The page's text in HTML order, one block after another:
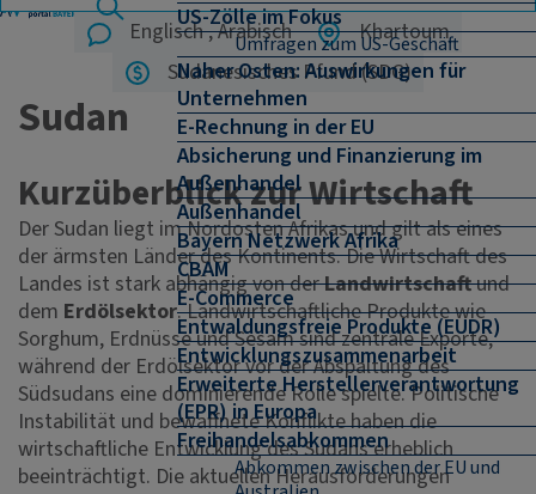
US-Zölle im Fokus
Umfragen zum US-Geschäft
Naher Osten: Auswirkungen für
Unternehmen
E-Rechnung in der EU
Absicherung und Finanzierung im
Außenhandel
Außenhandel
Bayern Netzwerk Afrika
CBAM
E-Commerce
Entwaldungsfreie Produkte (EUDR)
Entwicklungszusammenarbeit
Erweiterte Herstellerverantwortung
(EPR) in Europa
Freihandelsabkommen
Abkommen zwischen der EU und
Englisch , Arabisch
Khartoum
Sudanesisches Pfund (SDG)
Sudan
Kurzüberblick zur Wirtschaft
Der Sudan liegt im Nordosten Afrikas und gilt als eines
der ärmsten Länder des Kontinents. Die Wirtschaft des
Landes ist stark abhängig von derLandwirtschaftund
dem Erdölsektor. Landwirtschaftliche Produkte wie
Sorghum, Erdnüsse und Sesam sind zentrale Exporte,
während der Erdölsektor vor der Abspaltung des
Südsudans eine dominierende Rolle spielte. Politische
Instabilität und bewaffnete Konflikte haben die
wirtschaftliche Entwicklung des Sudans erheblich
beeinträchtigt. Die aktuellen Herausforderungen